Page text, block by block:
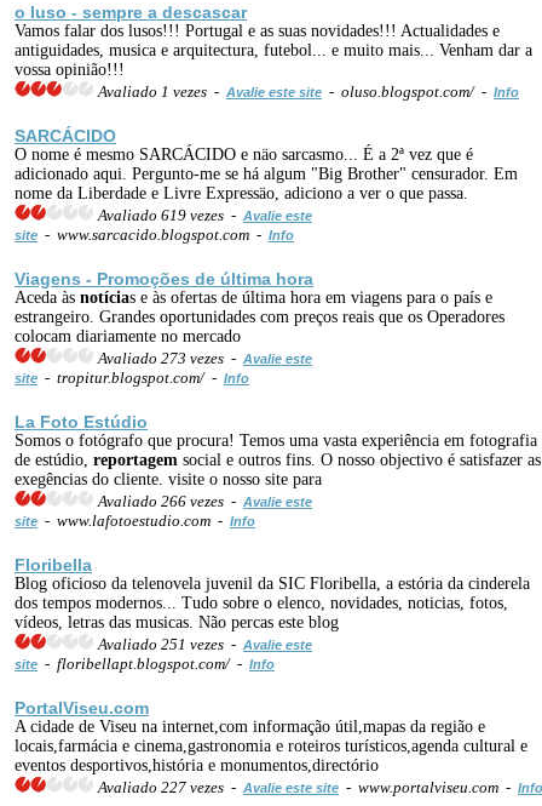
o luso - sempre a descascar
Vamos falar dos lusos!!! Portugal e as suas novidades!!! Actualidades e
antiguidades, musica e arquitectura, futebol... e muito mais... Venham dar a
vossa opinião!!!
Avaliado 1 vezes - Avalie este site - oluso.blogspot.com/ - Info
SARCÁCIDO
O nome é mesmo SARCÁCIDO e näo sarcasmo... É a 2ª vez que é
adicionado aqui. Pergunto-me se há algum "Big Brother" censurador. Em
nome da Liberdade e Livre Expressäo, adiciono a ver o que passa.
Avaliado 619 vezes - Avalie este
site - www.sarcacido.blogspot.com - Info
Viagens - Promoções de última hora
Aceda às notícias e às ofertas de última hora em viagens para o país e
estrangeiro. Grandes oportunidades com preços reais que os Operadores
colocam diariamente no mercado
Avaliado 273 vezes - Avalie este
site - tropitur.blogspot.com/ - Info
La Foto Estúdio
Somos o fotógrafo que procura! Temos uma vasta experiência em fotografia
de estúdio, reportagem social e outros fins. O nosso objectivo é satisfazer as
exegências do cliente. visite o nosso site para
Avaliado 266 vezes - Avalie este
site - www.lafotoestudio.com - Info
Floribella
Blog oficioso da telenovela juvenil da SIC Floribella, a estória da cinderela
dos tempos modernos... Tudo sobre o elenco, novidades, noticias, fotos,
vídeos, letras das musicas. Não percas este blog
Avaliado 251 vezes - Avalie este
site - floribellapt.blogspot.com/ - Info
PortalViseu.com
A cidade de Viseu na internet,com informação útil,mapas da região e
locais,farmácia e cinema,gastronomia e roteiros turísticos,agenda cultural e
eventos desportivos,história e monumentos,directório
Avaliado 227 vezes - Avalie este site - www.portalviseu.com - Info